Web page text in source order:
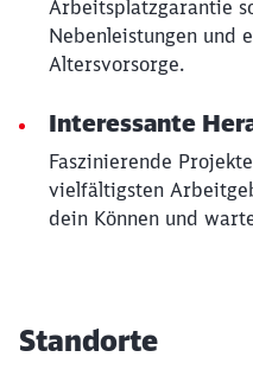
Arbeitsplatzgarantie
Nebenleistungen und
Altersvorsorge.
Interessante
Faszinierende
vielfältigsten
dein Können und
Standorte